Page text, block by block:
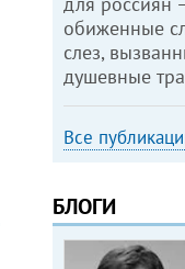
обиженные
слез,
душевные
Все
БЛОГИ